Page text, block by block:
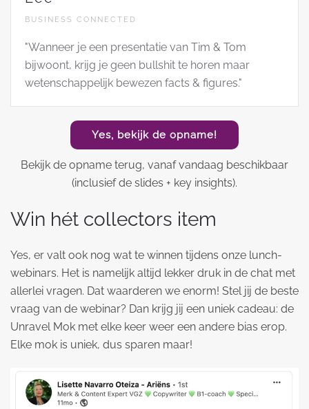
BUSINESS CONNECTED
"Wanneer je een presentatie van Tim & Tom
bijwoont, krijg je geen bullshit te horen maar
wetenschappelijk bewezen facts & figures."
Yes, bekijk de opname!
Bekijk de opname terug, vanaf vandaag beschikbaar
(inclusief de slides + key insights).
Win hét collectors item
Yes, er valt ook nog wat te winnen tijdens onze lunch-
webinars. Het is namelijk altijd lekker druk in de chat met
allerlei vragen. Dat waarderen we enorm! Stel jij de beste
vraag van de webinar? Dan krijg jij een uniek cadeau: de
Unravel Mok met elke keer weer een andere bias erop.
Elke mok is uniek, dus sparen maar!